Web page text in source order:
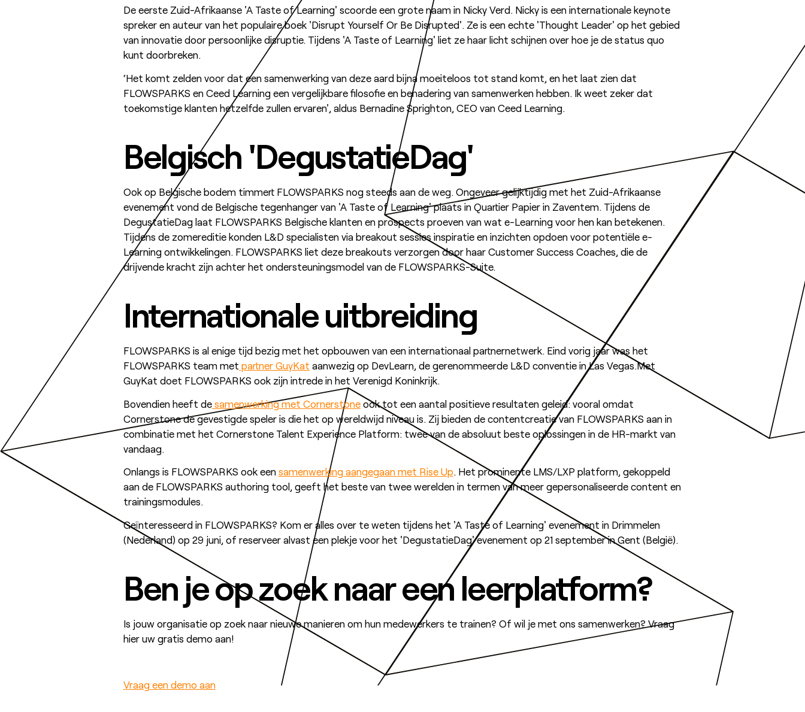
De eerste Zuid-Afrikaanse 'A Taste of Learning' scoorde een grote naam in Nicky Verd. Nicky is een internationale keynote
spreker en auteur van het populaire boek 'Disrupt Yourself Or Be Disrupted'. Ze is een echte 'Thought Leader' op het gebied
van innovatie door persoonlijke disruptie. Tijdens 'A Taste of Learning' liet ze haar licht schijnen over hoe je de status quo
kunt doorbreken.
‘Het komt zelden voor dat een samenwerking van deze aard bijna moeiteloos tot stand komt, en het laat zien dat
FLOWSPARKS en Ceed Learning een vergelijkbare filosofie en benadering van samenwerken hebben. Ik weet zeker dat
toekomstige klanten hetzelfde zullen ervaren', aldus Bernadine Sprighton, CEO van Ceed Learning.
Belgisch 'DegustatieDag'
Ook op Belgische bodem timmert FLOWSPARKS nog steeds aan de weg. Ongeveer gelijktijdig met het Zuid-Afrikaanse
evenement vond de Belgische tegenhanger van 'A Taste of Learning' plaats in Quartier Papier in Zaventem. Tijdens de
DegustatieDag laat FLOWSPARKS Belgische klanten en prospects proeven van wat e-Learning voor hen kan betekenen.
Tijdens de zomereditie konden L&D specialisten via breakout sessies inspiratie en inzichten opdoen voor potentiële e-
Learning ontwikkelingen. FLOWSPARKS liet deze breakouts verzorgen door haar Customer Success Coaches, die de
drijvende kracht zijn achter het ondersteuningsmodel van de FLOWSPARKS-Suite.
Internationale uitbreiding
FLOWSPARKS is al enige tijd bezig met het opbouwen van een internationaal partnernetwerk. Eind vorig jaar was het
FLOWSPARKS team met partner GuyKat aanwezig op DevLearn, de gerenommeerde L&D conventie in Las Vegas.Met
GuyKat doet FLOWSPARKS ook zijn intrede in het Verenigd Koninkrijk.
Bovendien heeft desamenwerking met Cornerstoneook tot een aantal positieve resultaten geleid: vooral omdat
Cornerstone de gevestigde speler is die het op wereldwijd niveau is. Zij bieden de contentcreatie van FLOWSPARKS aan in
combinatie met het Cornerstone Talent Experience Platform: twee van de absoluut beste oplossingen in de HR-markt van
vandaag.
Onlangs is FLOWSPARKS ook een samenwerking aangegaan met Rise Up. Het prominente LMS/LXP platform, gekoppeld
aan de FLOWSPARKS authoring tool, geeft het beste van twee werelden in termen van meer gepersonaliseerde content en
trainingsmodules.
Geïnteresseerd in FLOWSPARKS? Kom er alles over te weten tijdens het 'A Taste of Learning' evenement in Drimmelen
(Nederland) op 29 juni, of reserveer alvast een plekje voor het 'DegustatieDag' evenement op 21 september in Gent (België).
Ben je op zoek naar een leerplatform?
Is jouw organisatie op zoek naar nieuwe manieren om hun medewerkers te trainen? Of wil je met ons samenwerken? Vraag
hier uw gratis demo aan!
Vraag een demo aan